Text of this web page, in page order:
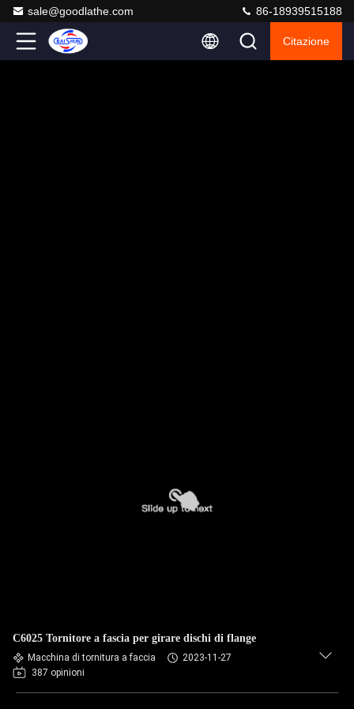
sale@goodlathe.com 86-18939515188
Citazione
C6025 Tornitore a fascia per girare dischi di flange
Macchina di tornitura a faccia
2023-11-27
387 opinioni